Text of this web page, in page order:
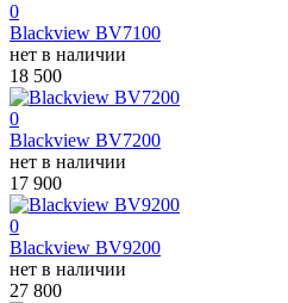
0
Blackview BV7100
нет в наличии
18 500
0
Blackview BV7200
нет в наличии
17 900
0
Blackview BV9200
нет в наличии
27 800